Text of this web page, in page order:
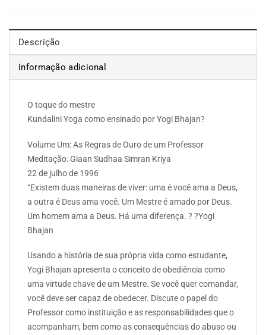
Descrição
Informação adicional
O toque do mestre
Kundalini Yoga como ensinado por Yogi Bhajan?
Volume Um: As Regras de Ouro de um Professor
Meditação: Giaan Sudhaa Simran Kriya
22 de julho de 1996
“Existem duas maneiras de viver: uma é você ama a Deus,
a outra é Deus ama você. Um Mestre é amado por Deus.
Um homem ama a Deus. Há uma diferença. ? ?Yogi
Bhajan
Usando a história de sua própria vida como estudante,
Yogi Bhajan apresenta o conceito de obediência como
uma virtude chave de um Mestre. Se você quer comandar,
você deve ser capaz de obedecer. Discute o papel do
Professor como instituição e as responsabilidades que o
acompanham, bem como as consequências do abuso ou